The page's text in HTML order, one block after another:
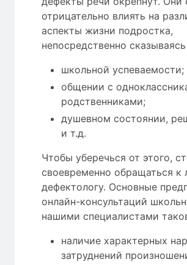
отрицательно влиять на
аспекты жизни подростка,
непосредственно
школьной успеваемости;
общении с
родственниками;
душевном состоянии,
и т.д.
Чтобы уберечься от этого,
своевременно обращаться к
дефектологу. Основные
онлайн-консультаций
нашими специалистами
наличие характерных
затруднений